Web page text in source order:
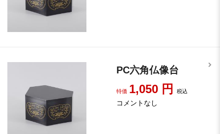
PC六角仏像台
特価 1,050 円 税込
コメントなし